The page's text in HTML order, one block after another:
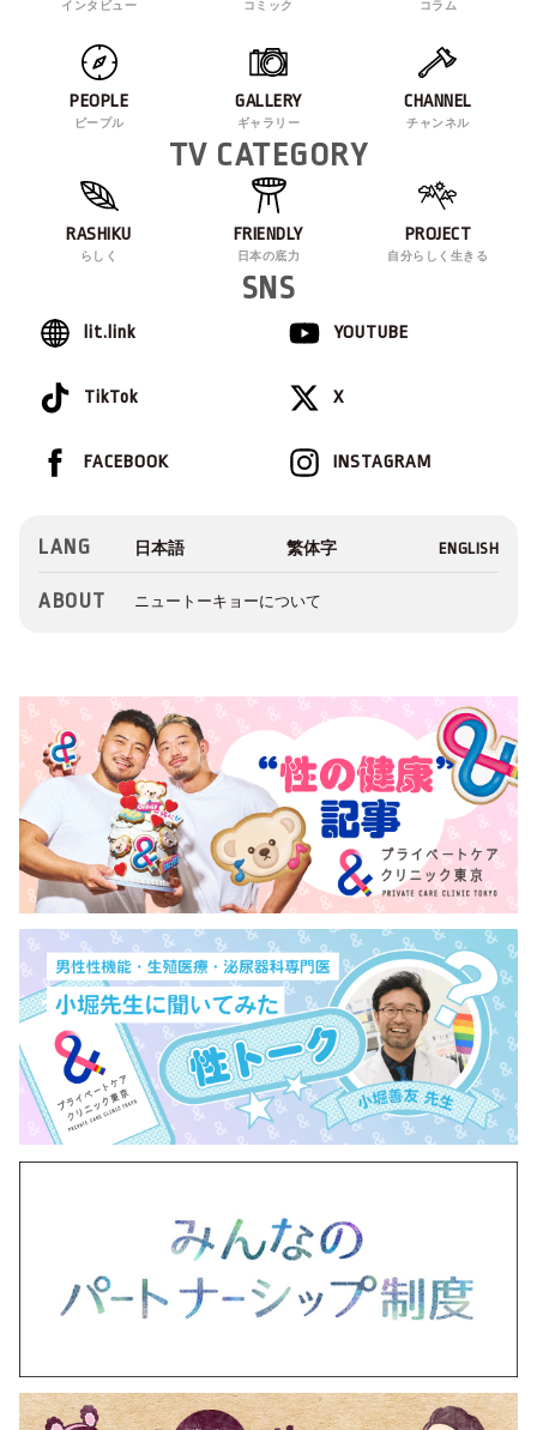
インタビュー コミック コラム
PEOPLE
ピープル
GALLERY
ギャラリー
CHANNEL
チャンネル
TV CATEGORY
RASHIKU
らしく
FRIENDLY
日本の底力
PROJECT
自分らしく生きる
SNS
lit.link YOUTUBE
TikTok X
INSTAGRAM
FACEBOOK
LANG
ABOUT ニュートーキョーについて